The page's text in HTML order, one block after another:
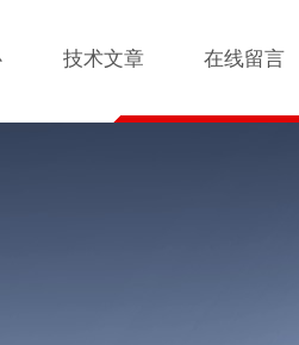
技术文章 在线留言